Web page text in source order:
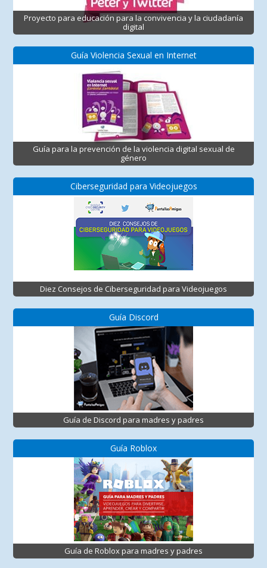
Proyecto para educación para la convivencia y la ciudadanía
digital
Guía Violencia Sexual en Internet
Guía para la prevención de la violencia digital sexual de
género
Ciberseguridad para Videojuegos
Diez Consejos de Ciberseguridad para Videojuegos
Guía Discord
Guía de Discord para madres y padres
Guía Roblox
Guía de Roblox para madres y padres